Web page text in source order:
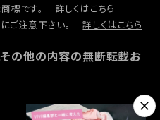
標です。
詳しくはこちら
ご注意下さい。
詳しくはこちら
の他の内容の無断転載お